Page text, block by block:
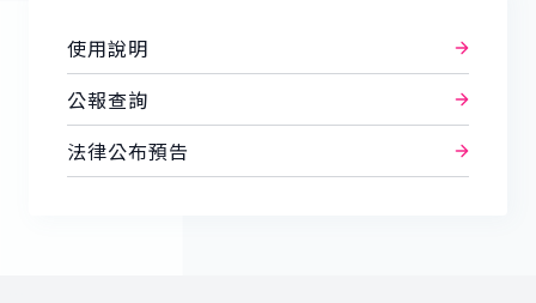
使用說明
公報查詢
法律公布預告